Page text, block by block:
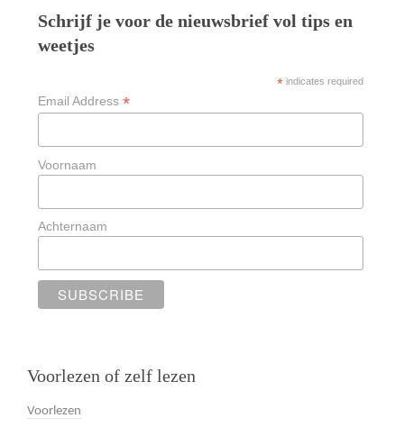
Schrijf je voor de nieuwsbrief vol tips en
weetjes
*indicates required
Email Address *
Voornaam
Achternaam
Voorlezen of zelf lezen
Voorlezen